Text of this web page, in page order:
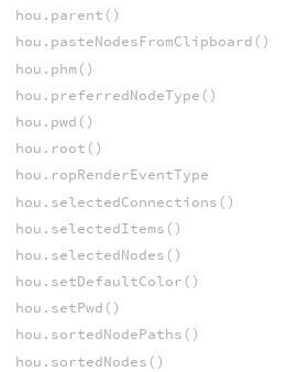
hou.parent()
hou.pasteNodesFromClipboard()
hou.phm()
hou.preferredNodeType()
hou.pwd()
hou.root()
hou.ropRenderEventType
hou.selectedConnections()
hou.selectedItems()
hou.selectedNodes()
hou.setDefaultColor()
hou.setPwd()
hou.sortedNodePaths()
hou.sortedNodes()